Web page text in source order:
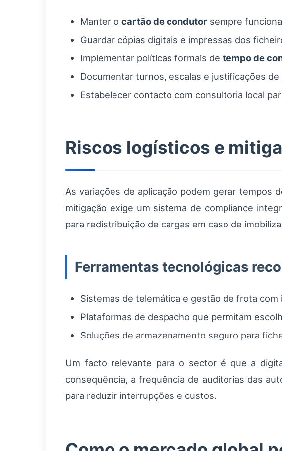
Manter o cartão de condutor sempre
Guardar cópias digitais e impressas dos
Implementar políticas formais de tempo de
Documentar turnos, escalas e justificações de
Estabelecer contacto com consultoria local
Riscos logísticos e
As variações de aplicação podem gerar tempos
mitigação exige um sistema de compliance
para redistribuição de cargas em caso de
Ferramentas tecnológicas
Sistemas de telemática e gestão de frota
Plataformas de despacho que permitam
Soluções de armazenamento seguro para
Um facto relevante para o sector é que a
consequência, a frequência de auditorias das
para reduzir interrupções e custos.